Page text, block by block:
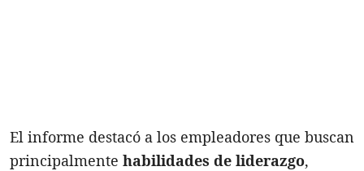
El informe destacó a los empleadores que buscan
principalmente habilidades de liderazgo,